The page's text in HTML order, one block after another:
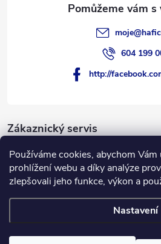
Používáme cookies, abychom
prohlížení webu a díky analýze
zlepšovali jeho funkce, výkon a
Nastavení
Zákaznický servis
Novinky
Hafico.cz
moje@
604 199
http://
.